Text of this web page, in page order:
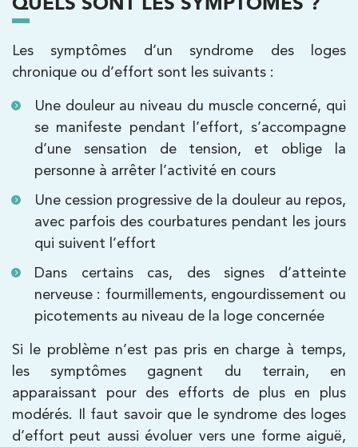
Les symptômes d’un syndrome des loges
chronique ou d’effort sont les suivants :
Une douleur au niveau du muscle concerné, qui
se manifeste pendant l’effort, s’accompagne
d’une sensation de tension, et oblige la
personne à arrêter l’activité en cours
Une cession progressive de la douleur au repos,
avec parfois des courbatures pendant les jours
qui suivent l’effort
Dans certains cas, des signes d’atteinte
nerveuse : fourmillements, engourdissement ou
picotements au niveau de la loge concernée
Si le problème n’est pas pris en charge à temps,
les symptômes gagnent du terrain, en
apparaissant pour des efforts de plus en plus
modérés. Il faut savoir que le syndrome des loges
d’effort peut aussi évoluer vers une forme aiguë,
PRENDRE RDV
IK Paris 8 – Saint Lazare
20 Rue de la Pépinière 75008 Paris
20 Rue de la Pépinière 75008 Paris
01 55 06 05 07
PRENDRE RDV
PRENDRE RDV
Kinésithérapie
IK Vanves – 92
5 Rue Monge 92170 Vanves
5 Rue Monge 92170 Vanves
01 46 44 33 92
Kinésithérapie Balnéothérapie